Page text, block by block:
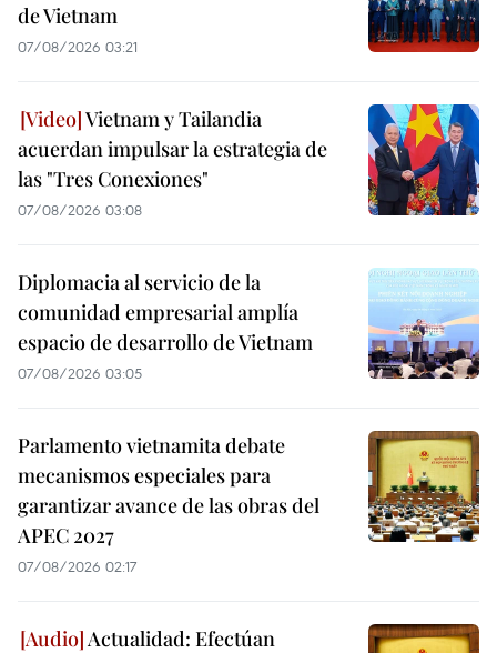
de Vietnam
07/08/2026 03:21
Vietnam y Tailandia
acuerdan impulsar la estrategia de
las "Tres Conexiones"
07/08/2026 03:08
Diplomacia al servicio de la
comunidad empresarial amplía
espacio de desarrollo de Vietnam
07/08/2026 03:05
Parlamento vietnamita debate
mecanismos especiales para
garantizar avance de las obras del
APEC 2027
07/08/2026 02:17
Actualidad: Efectúan